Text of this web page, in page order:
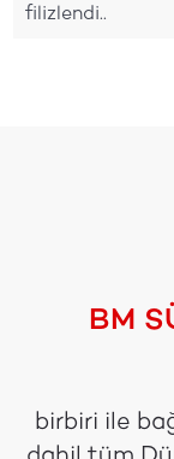
filizlendi..
BM
birbiri ile